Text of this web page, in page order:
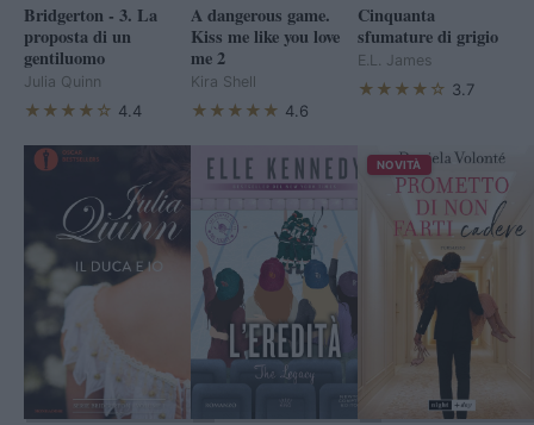
Bridgerton - 3. La
proposta di un
gentiluomo
Julia Quinn
★★★★☆ 4.4
A dangerous game.
Kiss me like you love
me 2
Kira Shell
★★★★★ 4.6
Cinquanta
sfumature di grigio
E.L. James
★★★★☆ 3.7
NOVITÀ